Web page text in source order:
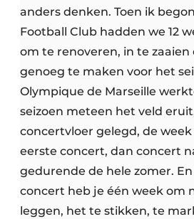
anders denken. Toen ik
Football Club hadden we 12
om te renoveren, in te
genoeg te maken voor het
Olympique de Marseille
seizoen meteen het veld
concertvloer gelegd, de
eerste concert, dan concert
gedurende de hele zomer.
concert heb je één week om
leggen, het te stikken, te